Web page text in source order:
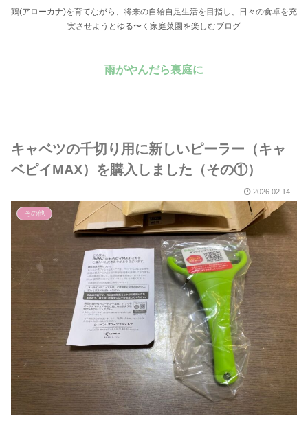
鶏(アローカナ)を育てながら、将来の自給自足生活を目指し、日々の食卓を充
実させようとゆる〜く家庭菜園を楽しむブログ
雨がやんだら裏庭に
キャベツの千切り用に新しいピーラー（キャ
ベピイMAX）を購入しました（その①）
2026.02.14
その他